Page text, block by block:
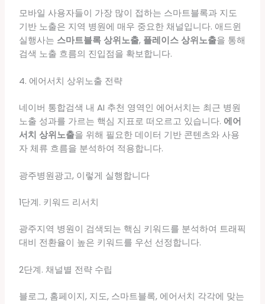
모바일 사용자들이 가장 많이 접하는 스마트블록과 지도
기반 노출은 지역 병원에 매우 중요한 채널입니다. 애드윈
실행사는 스마트블록 상위노출, 플레이스 상위노출을 통해
검색 노출 흐름의 진입점을 확보합니다.
4. 에어서치 상위노출 전략
네이버 통합검색 내 AI 추천 영역인 에어서치는 최근 병원
노출 성과를 가르는 핵심 지표로 떠오르고 있습니다. 에어
서치 상위노출을 위해 필요한 데이터 기반 콘텐츠와 사용
자 체류 흐름을 분석하여 적용합니다.
광주병원광고, 이렇게 실행합니다
1단계. 키워드 리서치
광주지역 병원이 검색되는 핵심 키워드를 분석하여 트래픽
대비 전환율이 높은 키워드를 우선 선정합니다.
2단계. 채널별 전략 수립
블로그, 홈페이지, 지도, 스마트블록, 에어서치 각각에 맞는